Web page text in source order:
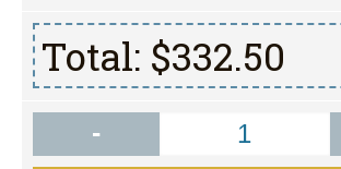
Total: $332.50
-